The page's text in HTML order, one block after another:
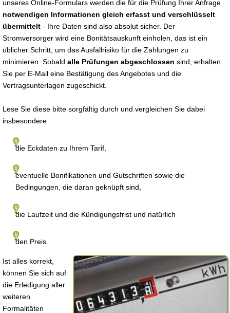
unseres Online-Formulars werden die für die Prüfung Ihrer Anfrage
notwendigen Informationen gleich erfasst und verschlüsselt
übermittelt - Ihre Daten sind also absolut sicher. Der
Stromversorger wird eine Bonitätsauskunft einholen, das ist ein
üblicher Schritt, um das Ausfallrisiko für die Zahlungen zu
minimieren. Sobald alle Prüfungen abgeschlossen sind, erhalten
Sie per E-Mail eine Bestätigung des Angebotes und die
Vertragsunterlagen zugeschickt.
Lese Sie diese bitte sorgfältig durch und vergleichen Sie dabei
insbesondere
die Eckdaten zu Ihrem Tarif,
eventuelle Bonifikationen und Gutschriften sowie die
Bedingungen, die daran geknüpft sind,
die Laufzeit und die Kündigungsfrist und natürlich
den Preis.
Ist alles korrekt,
können Sie sich auf
die Erledigung aller
weiteren
Formalitäten